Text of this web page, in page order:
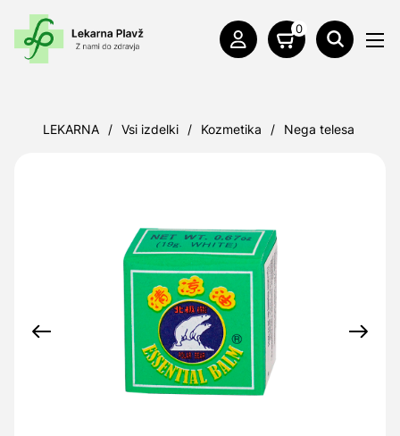
0
LEKARNA / Vsi izdelki / Kozmetika / Nega telesa